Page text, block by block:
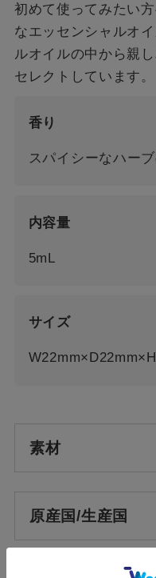
初めて使ってみたい
なエッセンシャルオ
ルオイルの中から親
セレクトしています。
香り
スパイシーなハーブ
内容量
5mL
サイズ
素材
原産国/生産国